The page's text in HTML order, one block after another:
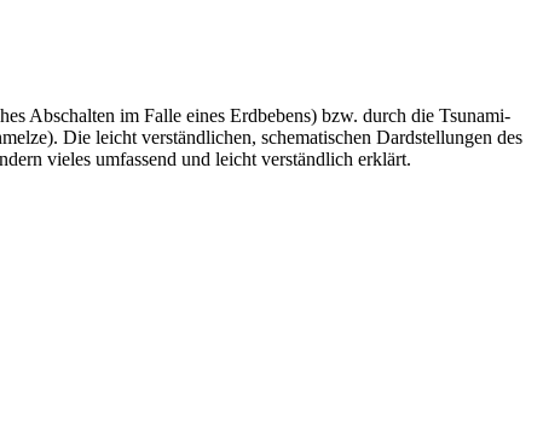
Abschalten im Falle eines Erdbebens) bzw. durch die Tsunami-
Die leicht verständlichen, schematischen Dardstellungen des
vieles umfassend und leicht verständlich erklärt.